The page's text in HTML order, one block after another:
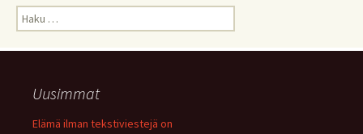
Haku:
Uusimmat
Elämä ilman tekstiviestejä on